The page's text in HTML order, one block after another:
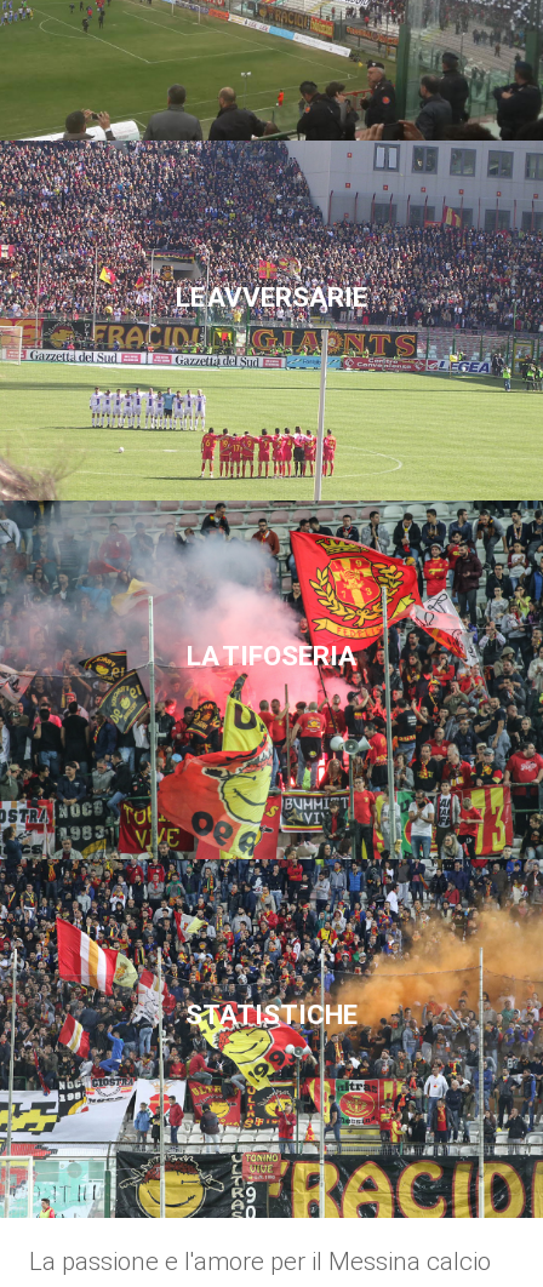
LE AVVERSARIE
LA TIFOSERIA
STATISTICHE
La passione e l'amore per il Messina calcio